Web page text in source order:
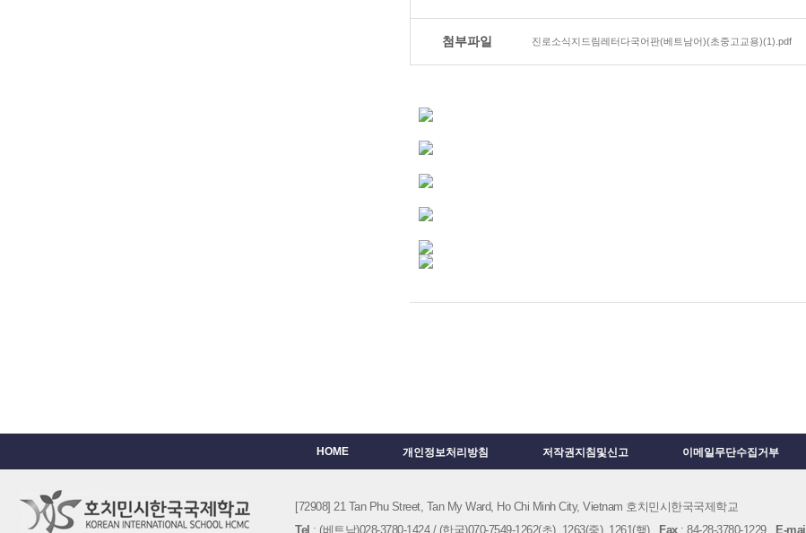
첨부파일 진로소식지드림레터다국어판(베트남어)(초중고교용)(1).pdf
HOME 개인정보처리방침 저작권지침및신고 이메일무단수집거부
[72908] 21 Tan Phu Street, Tan My Ward, Ho Chi Minh City, Vietnam 호치민시한국국제학교
Tel : (베트남)028-3780-1424 / (한국)070-7549-1262(초), 1263(중), 1261(행) Fax: 84-28-3780-1229 E-mail